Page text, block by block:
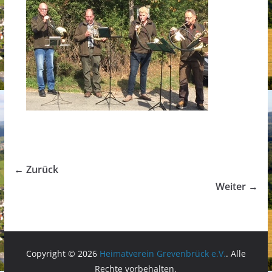
← Zurück
Weiter →
Copyright © 2026 Heimatverein Grevenbrück e.V.. Alle
Rechte vorbehalten.